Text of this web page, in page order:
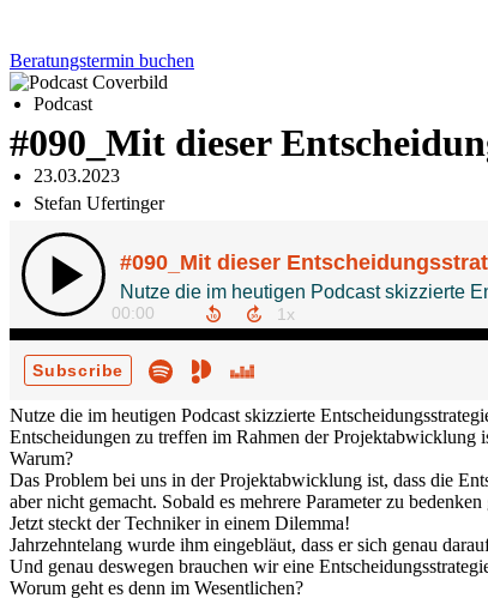
Beratungstermin buchen
Podcast
#090_Mit dieser
23.03.2023
Stefan Ufertinger
Nutze die im heutigen Podcast skizzierte
Entscheidungen zu treffen im Rahmen der Projektabwicklung
Warum?
Das Problem bei uns in der Projektabwicklung ist, dass die
aber nicht gemacht. Sobald es mehrere Parameter zu
Jetzt steckt der Techniker in einem Dilemma!
Jahrzehntelang wurde ihm eingebläut, dass er sich genau
Und genau deswegen brauchen wir eine
Worum geht es denn im Wesentlichen?